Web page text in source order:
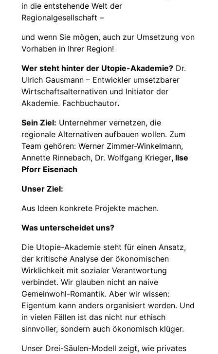
in die entstehende Welt der
Regionalgesellschaft –
und wenn Sie mögen, auch zur Umsetzung von
Vorhaben in Ihrer Region!
Wer steht hinter der Utopie-Akademie? Dr.
Ulrich Gausmann – Entwickler umsetzbarer
Wirtschaftsalternativen und Initiator der
Akademie. Fachbuchautor.
Sein Ziel: Unternehmer vernetzen, die
regionale Alternativen aufbauen wollen. Zum
Team gehören: Werner Zimmer-Winkelmann,
Annette Rinnebach, Dr. Wolfgang Krieger, Ilse
Pforr Eisenach
Unser Ziel:
Aus Ideen konkrete Projekte machen.
Was unterscheidet uns?
Die Utopie-Akademie steht für einen Ansatz,
der kritische Analyse der ökonomischen
Wirklichkeit mit sozialer Verantwortung
verbindet. Wir glauben nicht an naive
Gemeinwohl-Romantik. Aber wir wissen:
Eigentum kann anders organisiert werden. Und
in vielen Fällen ist das nicht nur ethisch
sinnvoller, sondern auch ökonomisch klüger.
Unser Drei-Säulen-Modell zeigt, wie privates